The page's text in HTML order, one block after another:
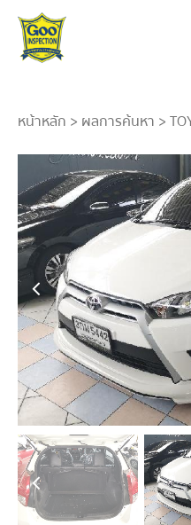
หน้าหลัก > ผลการค้นหา >